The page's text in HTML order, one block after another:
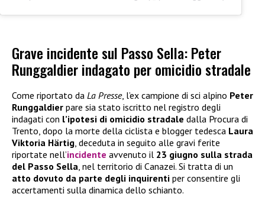
Grave incidente sul Passo Sella: Peter
Runggaldier indagato per omicidio stradale
Come riportato da La Presse, l’ex campione di sci alpino Peter
Runggaldier pare sia stato iscritto nel registro degli
indagati con l’ipotesi di omicidio stradale dalla Procura di
Trento, dopo la morte della ciclista e blogger tedesca Laura
Viktoria Härtig, deceduta in seguito alle gravi ferite
riportate nell’incidente avvenuto il 23 giugno sulla strada
del Passo Sella, nel territorio di Canazei. Si tratta di un
atto dovuto da parte degli inquirenti per consentire gli
accertamenti sulla dinamica dello schianto.